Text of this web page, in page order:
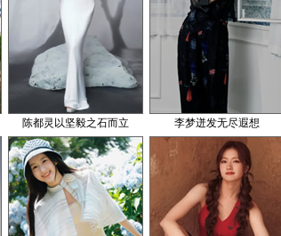
陈都灵以坚毅之石而立 李梦迸发无尽遐想